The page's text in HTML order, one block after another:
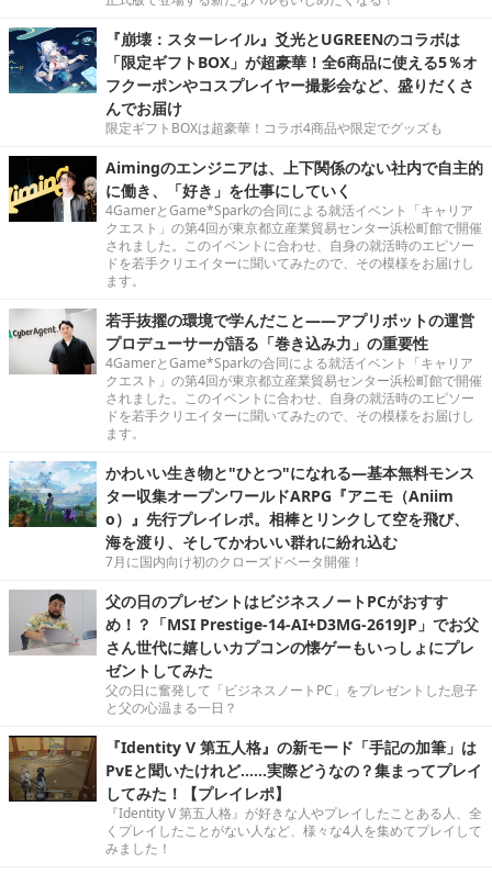
『崩壊：スターレイル』爻光とUGREENのコラボは
「限定ギフトBOX」が超豪華！全6商品に使える5％オ
フクーポンやコスプレイヤー撮影会など、盛りだくさ
んでお届け
限定ギフトBOXは超豪華！コラボ4商品や限定でグッズも
Aimingのエンジニアは、上下関係のない社内で自主的
に働き、「好き」を仕事にしていく
4GamerとGame*Sparkの合同による就活イベント「キャリア
クエスト」の第4回が東京都立産業貿易センター浜松町館で開催
されました。このイベントに合わせ、自身の就活時のエピソー
ドを若手クリエイターに聞いてみたので、その模様をお届けし
ます。
若手抜擢の環境で学んだこと――アプリボットの運営
プロデューサーが語る「巻き込み力」の重要性
4GamerとGame*Sparkの合同による就活イベント「キャリア
クエスト」の第4回が東京都立産業貿易センター浜松町館で開催
されました。このイベントに合わせ、自身の就活時のエピソー
ドを若手クリエイターに聞いてみたので、その模様をお届けし
ます。
かわいい生き物と"ひとつ"になれる―基本無料モンス
ター収集オープンワールドARPG『アニモ（Aniim
o）』先行プレイレポ。相棒とリンクして空を飛び、
海を渡り、そしてかわいい群れに紛れ込む
7月に国内向け初のクローズドベータ開催！
父の日のプレゼントはビジネスノートPCがおすす
め！？「MSI Prestige-14-AI+D3MG-2619JP」でお父
さん世代に嬉しいカプコンの懐ゲーもいっしょにプレ
ゼントしてみた
父の日に奮発して「ビジネスノートPC」をプレゼントした息子
と父の心温まる一日？
『Identity V 第五人格』の新モード「手記の加筆」は
PvEと聞いたけれど……実際どうなの？集まってプレイ
してみた！【プレイレポ】
『Identity V 第五人格』が好きな人やプレイしたことある人、全
くプレイしたことがない人など、様々な4人を集めてプレイして
みました！